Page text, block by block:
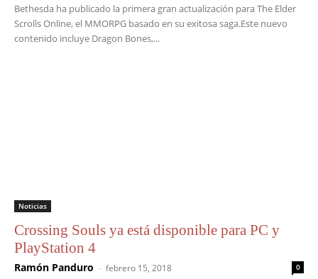
Bethesda ha publicado la primera gran actualización para The Elder
Scrolls Online, el MMORPG basado en su exitosa saga.Este nuevo
contenido incluye Dragon Bones,...
Noticias
Crossing Souls ya está disponible para PC y
PlayStation 4
Ramón Panduro - febrero 15, 2018 0